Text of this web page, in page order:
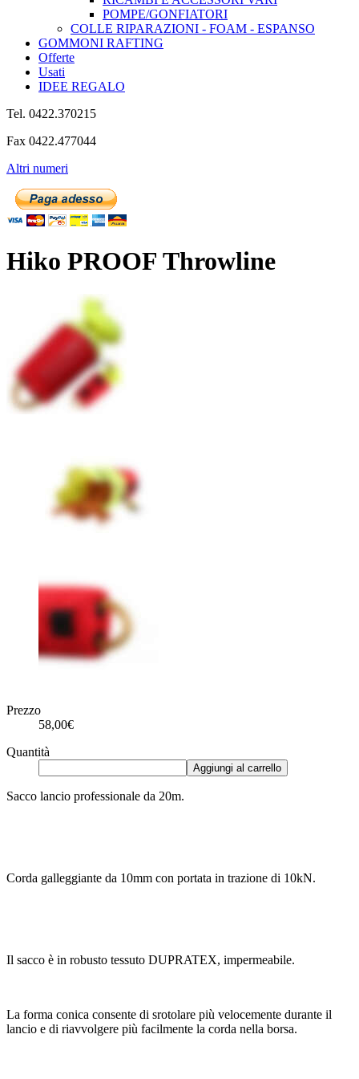
POMPE/GONFIATORI
COLLE RIPARAZIONI - FOAM - ESPANSO
GOMMONI RAFTING
Offerte
Usati
IDEE REGALO
Tel. 0422.370215
Fax 0422.477044
Altri numeri
Hiko PROOF Throwline
Prezzo
58,00€
Quantità
Aggiungi al carrello
Sacco lancio professionale da 20m.
Corda galleggiante da 10mm con portata in trazione di 10kN.
Il sacco è in robusto tessuto DUPRATEX, impermeabile.
La forma conica consente di srotolare più velocemente durante il
lancio e di riavvolgere più facilmente la corda nella borsa.